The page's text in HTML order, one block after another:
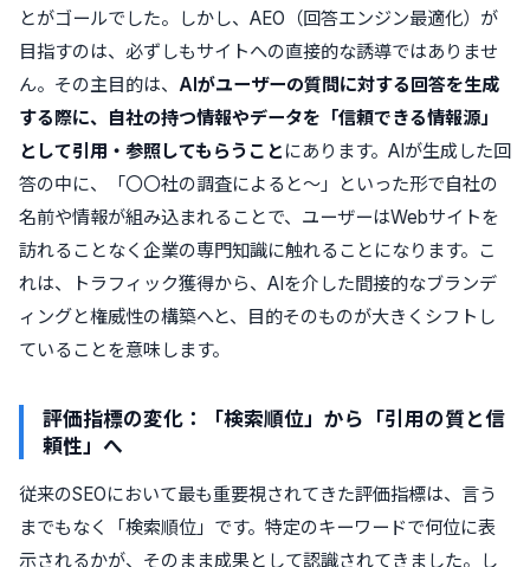
とがゴールでした。しかし、AEO（回答エンジン最適化）が
目指すのは、必ずしもサイトへの直接的な誘導ではありませ
ん。その主目的は、 AIがユーザーの質問に対する回答を生成
する際に、自社の持つ情報やデータを「信頼できる情報源」
として引用・参照してもらうことにあります。AIが生成した回
答の中に、「〇〇社の調査によると～」といった形で自社の
名前や情報が組み込まれることで、ユーザーはWebサイトを
訪れることなく企業の専門知識に触れることになります。こ
れは、トラフィック獲得から、AIを介した間接的なブランデ
ィングと権威性の構築へと、目的そのものが大きくシフトし
ていることを意味します。
評価指標の変化：「検索順位」から「引用の質と信
頼性」へ
従来のSEOにおいて最も重要視されてきた評価指標は、言う
までもなく「検索順位」です。特定のキーワードで何位に表
示されるかが、そのまま成果として認識されてきました。し